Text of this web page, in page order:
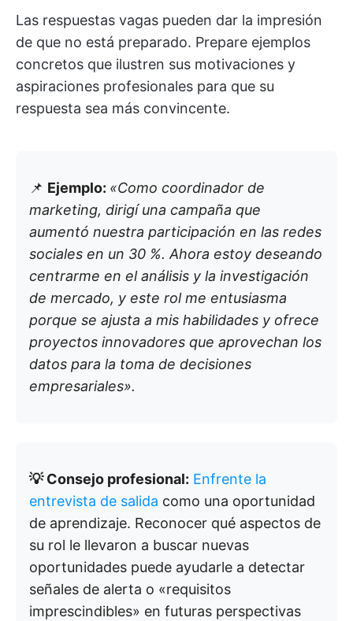
Las respuestas vagas pueden dar la impresión
de que no está preparado. Prepare ejemplos
concretos que ilustren sus motivaciones y
aspiraciones profesionales para que su
respuesta sea más convincente.
📌 Ejemplo: «Como coordinador de
marketing, dirigí una campaña que
aumentó nuestra participación en las redes
sociales en un 30 %. Ahora estoy deseando
centrarme en el análisis y la investigación
de mercado, y este rol me entusiasma
porque se ajusta a mis habilidades y ofrece
proyectos innovadores que aprovechan los
datos para la toma de decisiones
empresariales».
💡 Consejo profesional: Enfrente la
entrevista de salida como una oportunidad
de aprendizaje. Reconocer qué aspectos de
su rol le llevaron a buscar nuevas
oportunidades puede ayudarle a detectar
señales de alerta o «requisitos
imprescindibles» en futuras perspectivas